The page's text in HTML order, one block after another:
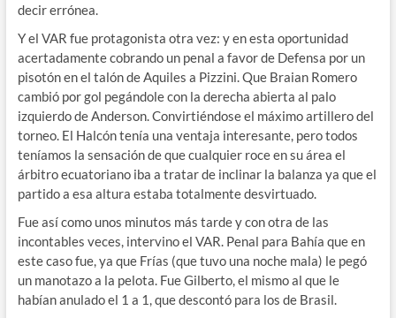
decir errónea.
Y el VAR fue protagonista otra vez: y en esta oportunidad
acertadamente cobrando un penal a favor de Defensa por un
pisotón en el talón de Aquiles a Pizzini. Que Braian Romero
cambió por gol pegándole con la derecha abierta al palo
izquierdo de Anderson. Convirtiéndose el máximo artillero del
torneo. El Halcón tenía una ventaja interesante, pero todos
teníamos la sensación de que cualquier roce en su área el
árbitro ecuatoriano iba a tratar de inclinar la balanza ya que el
partido a esa altura estaba totalmente desvirtuado.
Fue así como unos minutos más tarde y con otra de las
incontables veces, intervino el VAR. Penal para Bahía que en
este caso fue, ya que Frías (que tuvo una noche mala) le pegó
un manotazo a la pelota. Fue Gilberto, el mismo al que le
habían anulado el 1 a 1, que descontó para los de Brasil.